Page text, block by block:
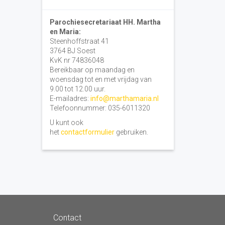
Parochiesecretariaat HH. Martha
en Maria:
Steenhoffstraat 41
3764 BJ Soest
KvK nr 74836048
Bereikbaar op maandag en
woensdag tot en met vrijdag van
9.00 tot 12.00 uur.
E-mailadres: info@marthamaria.nl
Telefoonnummer: 035-6011320
U kunt ook
hetcontactformuliergebruiken.
Contact